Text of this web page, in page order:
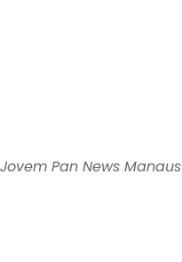
Pan News Manaus